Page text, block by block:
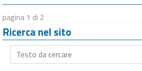
pagina 1 di 2
Ricerca nel sito